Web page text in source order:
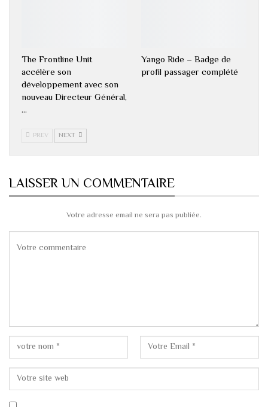
The Frontline Unit
accélère son
développement avec son
nouveau Directeur Général,
…
Yango Ride – Badge de
profil passager complété
PREV NEXT
LAISSER UN COMMENTAIRE
Votre adresse email ne sera pas publiée.